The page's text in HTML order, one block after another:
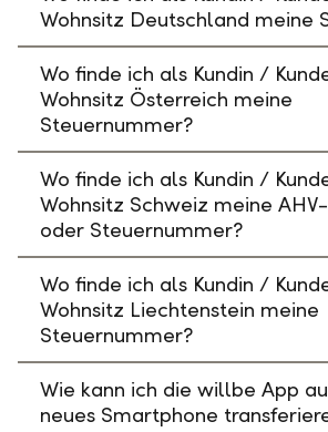
Wohnsitz Deutschland meine
Wo finde ich als Kundin /
Wohnsitz Österreich meine
Steuernummer?
Wo finde ich als Kundin /
Wohnsitz Schweiz meine
oder Steuernummer?
Wo finde ich als Kundin /
Wohnsitz Liechtenstein meine
Steuernummer?
Wie kann ich die willbe App
neues Smartphone